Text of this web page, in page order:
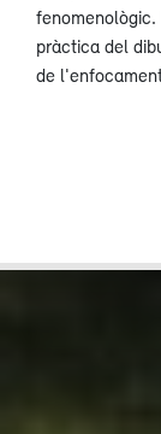
pràctica del
de